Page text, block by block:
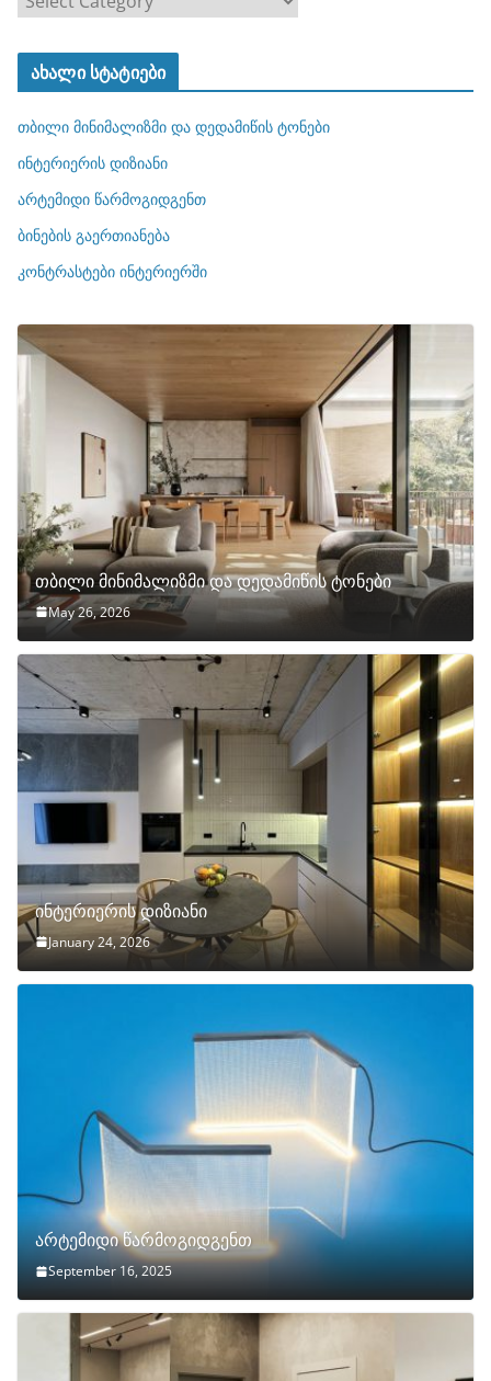
ტ
ო
რ
ბ
ი
ახალი სტატიები
თბილი მინიმალიზმი და დედამიწის ტონები
ინტერიერის დიზიანი
არტემიდი წარმოგიდგენთ
ბინების გაერთიანება
კონტრასტები ინტერიერში
თბილი მინიმალიზმი და დედამიწის ტონები
May 26, 2026
ინტერიერის დიზიანი
January 24, 2026
არტემიდი წარმოგიდგენთ
September 16, 2025